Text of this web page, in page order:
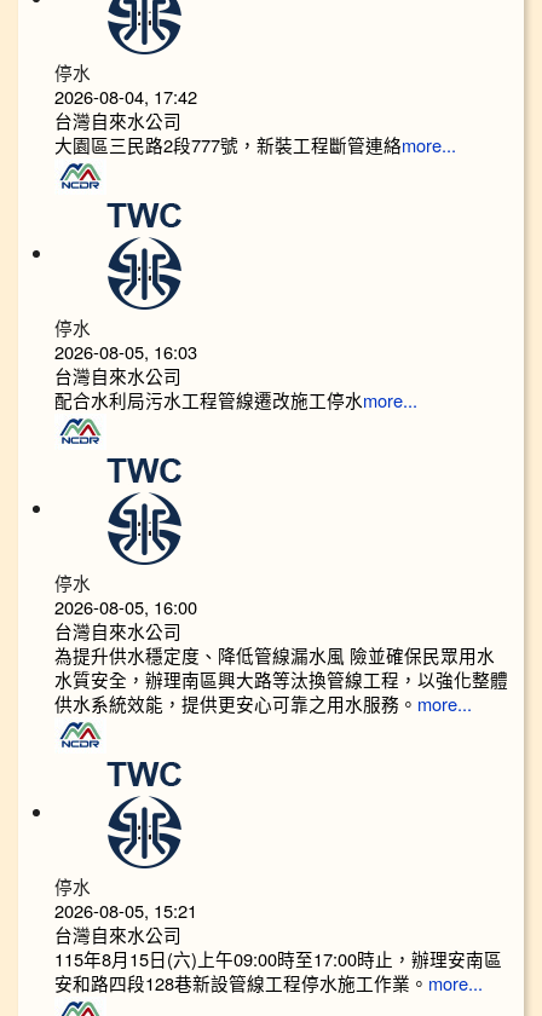
停水
2026-08-04, 17:42
台灣自來水公司
大園區三民路2段777號，新裝工程斷管連絡more...
停水
2026-08-05, 16:03
台灣自來水公司
配合水利局污水工程管線遷改施工停水more...
停水
2026-08-05, 16:00
台灣自來水公司
為提升供水穩定度、降低管線漏水風 險並確保民眾用水
水質安全，辦理南區興大路等汰換管線工程，以強化整體
供水系統效能，提供更安心可靠之用水服務。 more...
停水
2026-08-05, 15:21
台灣自來水公司
115年8月15日(六)上午09:00時至17:00時止，辦理安南區
安和路四段128巷新設管線工程停水施工作業。 more...